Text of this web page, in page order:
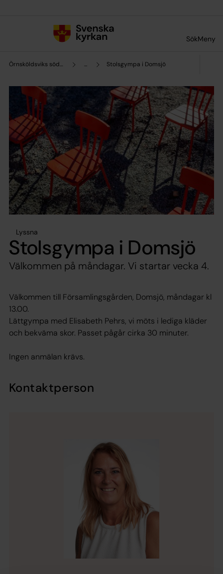
SökMeny
Örnsköldsviks södra pastorat ... Stolsgympa i Domsjö
Lyssna
Stolsgympa i Domsjö
Välkommen på måndagar. Vi startar vecka 4.
Välkommen till Församlingsgården, Domsjö, måndagar kl
13.00.
Lättgympa med Elisabeth Pehrs, vi möts i lediga kläder
och bekväma skor. Passet pågår cirka 30 minuter.
Ingen anmälan krävs.
Kontaktperson